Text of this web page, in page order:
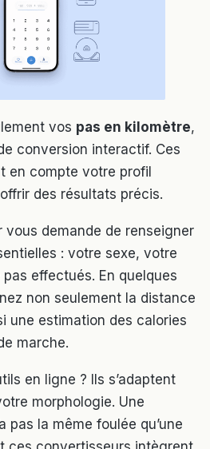
vos pas en kilomètre,
conversion interactif. Ces
en compte votre profil
des résultats précis.
vous demande de renseigner
: votre sexe, votre
effectués. En quelques
non seulement la distance
une estimation des calories
marche.
en ligne ? Ils s’adaptent
morphologie. Une
pas la même foulée qu’une